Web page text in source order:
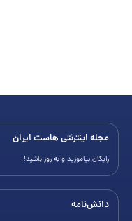
مجله اینترنتی هاست ایران
رایگان بیاموزید و به روز باشید!
دانش‌نامه